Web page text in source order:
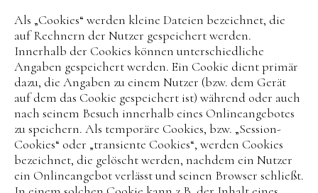
Als „Cookies“ werden kleine Dateien bezeichnet, die
auf Rechnern der Nutzer gespeichert werden.
Innerhalb der Cookies können unterschiedliche
Angaben gespeichert werden. Ein Cookie dient primär
dazu, die Angaben zu einem Nutzer (bzw. dem Gerät
auf dem das Cookie gespeichert ist) während oder auch
nach seinem Besuch innerhalb eines Onlineangebotes
zu speichern. Als temporäre Cookies, bzw. „Session-
Cookies“ oder „transiente Cookies“, werden Cookies
bezeichnet, die gelöscht werden, nachdem ein Nutzer
ein Onlineangebot verlässt und seinen Browser schließt.